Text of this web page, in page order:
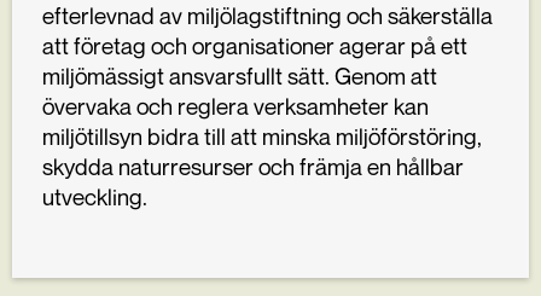
efterlevnad av miljölagstiftning och säkerställa
att företag och organisationer agerar på ett
miljömässigt ansvarsfullt sätt. Genom att
övervaka och reglera verksamheter kan
miljötillsyn bidra till att minska miljöförstöring,
skydda naturresurser och främja en hållbar
utveckling.